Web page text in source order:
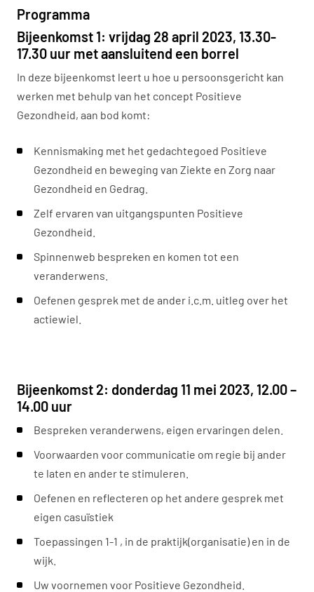
Programma
Bijeenkomst 1: vrijdag 28 april 2023, 13.30-
17.30 uur met aansluitend een borrel
In deze bijeenkomst leert u hoe u persoonsgericht kan
werken met behulp van het concept Positieve
Gezondheid, aan bod komt:
Kennismaking met het gedachtegoed Positieve
Gezondheid en beweging van Ziekte en Zorg naar
Gezondheid en Gedrag.
Zelf ervaren van uitgangspunten Positieve
Gezondheid.
Spinnenweb bespreken en komen tot een
veranderwens.
Oefenen gesprek met de ander i.c.m. uitleg over het
actiewiel.
Bijeenkomst 2: donderdag 11 mei 2023, 12.00 –
14.00 uur
Bespreken veranderwens, eigen ervaringen delen.
Voorwaarden voor communicatie om regie bij ander
te laten en ander te stimuleren.
Oefenen en reflecteren op het andere gesprek met
eigen casuïstiek
Toepassingen 1-1 , in de praktijk(organisatie) en in de
wijk.
Uw voornemen voor Positieve Gezondheid.